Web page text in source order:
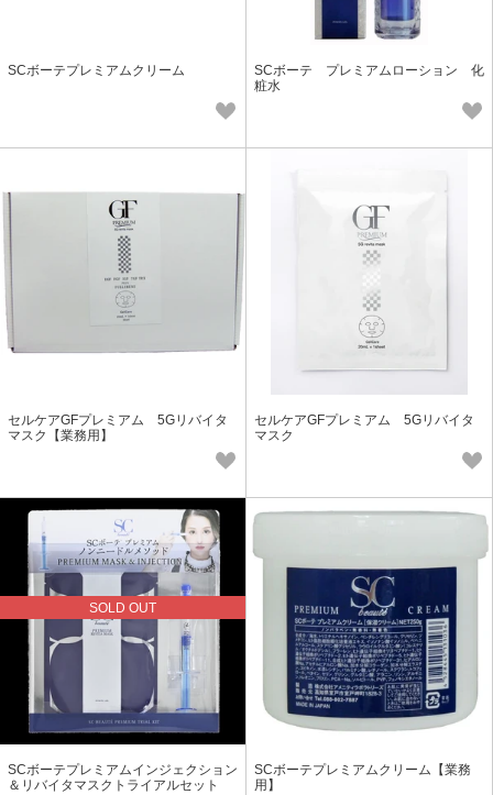
SCボーテプレミアムクリーム
SCボーテ プレミアムローション 化
粧水
セルケアGFプレミアム 5Gリバイタ
マスク【業務用】
セルケアGFプレミアム 5Gリバイタ
マスク
SOLD OUT
SCボーテプレミアムインジェクション
＆リバイタマスクトライアルセット
SCボーテプレミアムクリーム【業務
用】